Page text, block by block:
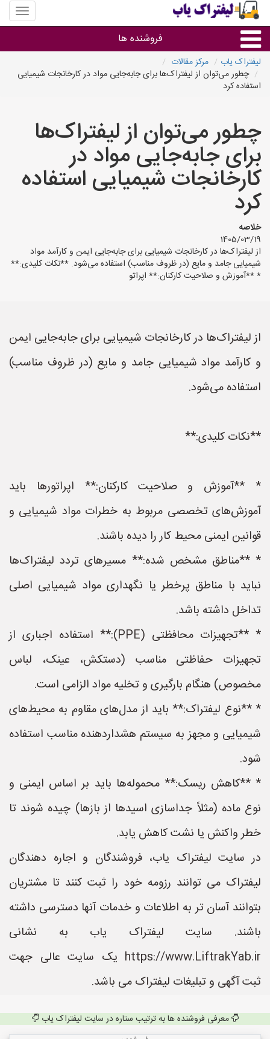
منوی
سایت
یاب
فروشنده ها
گروه ها
لیفتراک یاب
مرکز مقالات
چطور می‌توان از لیفتراک‌ها برای جابه‌جایی مواد در کارخانجات شیمیایی
استفاده کرد
چطور می‌توان از لیفتراک‌ها
برای جابه‌جایی مواد در
کارخانجات شیمیایی استفاده
کرد
خلاصه
1405/03/19
از لیفتراک‌ها در کارخانجات شیمیایی برای جابه‌جایی ایمن و کارآمد مواد
شیمیایی جامد و مایع (در ظروف مناسب) استفاده می‌شود. **نکات کلیدی:**
* **آموزش و صلاحیت کارکنان:** اپراتو
از لیفتراک‌ها در کارخانجات شیمیایی برای جابه‌جایی ایمن
و کارآمد مواد شیمیایی جامد و مایع (در ظروف مناسب)
استفاده می‌شود.
**نکات کلیدی:**
* **آموزش و صلاحیت کارکنان:** اپراتورها باید
آموزش‌های تخصصی مربوط به خطرات مواد شیمیایی و
قوانین ایمنی محیط کار را دیده باشند.
* **مناطق مشخص شده:** مسیرهای تردد لیفتراک‌ها
نباید با مناطق پرخطر یا نگهداری مواد شیمیایی اصلی
تداخل داشته باشد.
* **تجهیزات محافظتی (PPE):** استفاده اجباری از
تجهیزات حفاظتی مناسب (دستکش، عینک، لباس
مخصوص) هنگام بارگیری و تخلیه مواد الزامی است.
* **نوع لیفتراک:** باید از مدل‌های مقاوم به محیط‌های
شیمیایی و مجهز به سیستم هشداردهنده مناسب استفاده
شود.
* **کاهش ریسک:** محموله‌ها باید بر اساس ایمنی و
نوع ماده (مثلاً جداسازی اسیدها از بازها) چیده شوند تا
خطر واکنش یا نشت کاهش یابد.
در سایت لیفتراک یاب، فروشندگان و اجاره دهندگان
لیفتراک می توانند رزومه خود را ثبت کنند تا مشتریان
بتوانند آسان تر به اطلاعات و خدمات آنها دسترسی داشته
باشند. سایت لیفتراک یاب به نشانی
https://www.LiftrakYab.ir یک سایت عالی جهت
ثبت آگهی و تبلیغات لیفتراک می باشد.
معرفی فروشنده ها به ترتیب ستاره در سایت لیفتراک یاب